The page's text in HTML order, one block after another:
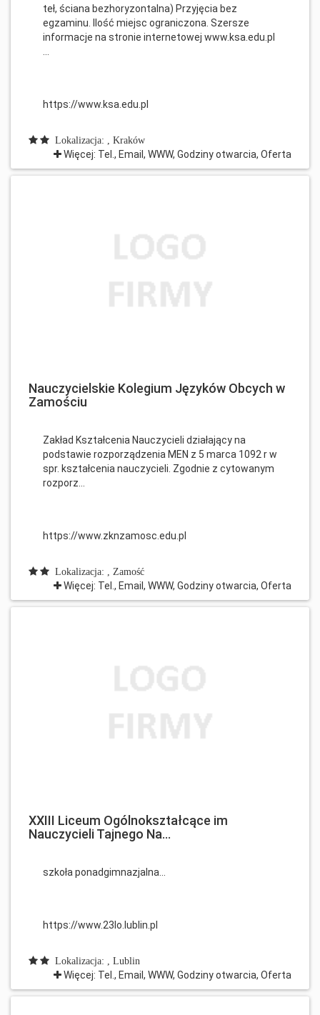
teł, ściana bezhoryzontalna) Przyjęcia bez
egzaminu. Ilość miejsc ograniczona. Szersze
informacje na stronie internetowej www.ksa.edu.pl
https://www.ksa.edu.pl
Lokalizacja: , Kraków
Więcej: Tel., Email, WWW, Godziny otwarcia, Oferta
Nauczycielskie Kolegium Języków Obcych w
Zamościu
Zakład Kształcenia Nauczycieli działający na
podstawie rozporządzenia MEN z 5 marca 1092 r w
spr. kształcenia nauczycieli. Zgodnie z cytowanym
rozporz...
https://www.zknzamosc.edu.pl
Lokalizacja: , Zamość
Więcej: Tel., Email, WWW, Godziny otwarcia, Oferta
XXIII Liceum Ogólnokształcące im
Nauczycieli Tajnego Na...
szkoła ponadgimnazjalna...
https://www.23lo.lublin.pl
Lokalizacja: , Lublin
Więcej: Tel., Email, WWW, Godziny otwarcia, Oferta